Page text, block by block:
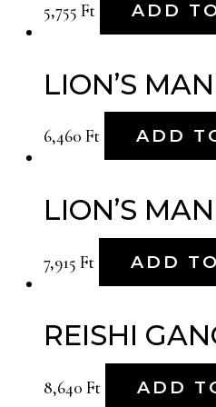
5,755 Ft ADD
LION’S
6,460 Ft ADD
LION’S
7,915 Ft ADD
REISHI
8,640 Ft ADD